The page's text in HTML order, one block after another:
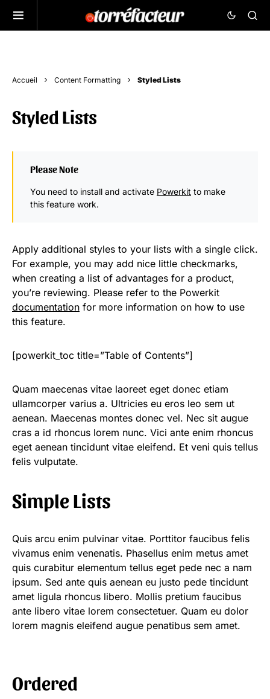
Accueil Content Formatting Styled Lists
Styled Lists
Please Note
You need to install and activate Powerkit to make
this feature work.
Apply additional styles to your lists with a single click.
For example, you may add nice little checkmarks,
when creating a list of advantages for a product,
you’re reviewing. Please refer to the Powerkit
documentation for more information on how to use
this feature.
[powerkit_toc title=”Table of Contents”]
Quam maecenas vitae laoreet eget donec etiam
ullamcorper varius a. Ultricies eu eros leo sem ut
aenean. Maecenas montes donec vel. Nec sit augue
cras a id rhoncus lorem nunc. Vici ante enim rhoncus
eget aenean tincidunt vitae eleifend. Et veni quis tellus
felis vulputate.
Simple Lists
Quis arcu enim pulvinar vitae. Porttitor faucibus felis
vivamus enim venenatis. Phasellus enim metus amet
quis curabitur elementum tellus eget pede nec a nam
ipsum. Sed ante quis aenean eu justo pede tincidunt
amet ligula rhoncus libero. Mollis pretium faucibus
ante libero vitae lorem consectetuer. Quam eu dolor
lorem magnis eleifend augue penatibus sem amet.
Ordered